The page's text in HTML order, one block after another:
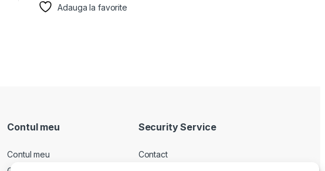
Adauga la favorite
Contul meu
Contul meu
Security Service
Contact